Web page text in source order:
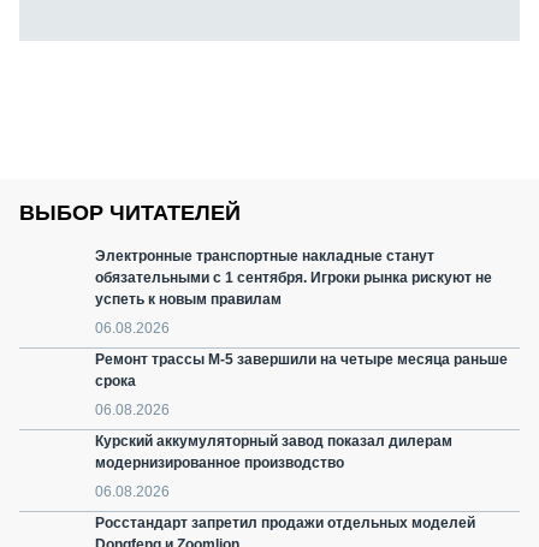
ВЫБОР ЧИТАТЕЛЕЙ
Электронные транспортные накладные станут
обязательными с 1 сентября. Игроки рынка рискуют не
успеть к новым правилам
06.08.2026
Ремонт трассы М-5 завершили на четыре месяца раньше
срока
06.08.2026
Курский аккумуляторный завод показал дилерам
модернизированное производство
06.08.2026
Росстандарт запретил продажи отдельных моделей